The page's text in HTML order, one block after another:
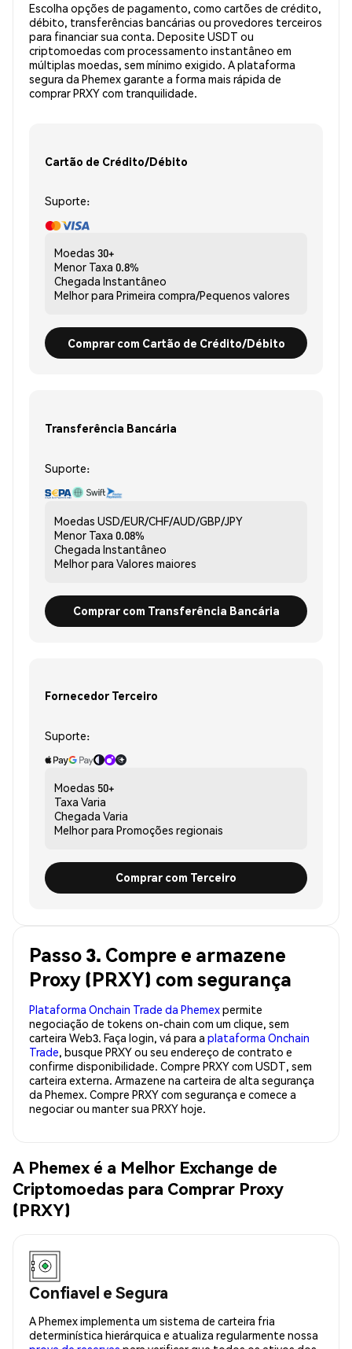
Escolha opções de pagamento, como cartões de crédito,
débito, transferências bancárias ou provedores terceiros
para financiar sua conta. Deposite USDT ou
criptomoedas com processamento instantâneo em
múltiplas moedas, sem mínimo exigido. A plataforma
segura da Phemex garante a forma mais rápida de
comprar PRXY com tranquilidade.
Cartão de Crédito/Débito
Suporte:
Moedas 30+
Menor Taxa 0.8%
Chegada Instantâneo
Melhor para Primeira compra/Pequenos valores
Comprar com Cartão de Crédito/Débito
Transferência Bancária
Suporte:
Moedas USD/EUR/CHF/AUD/GBP/JPY
Menor Taxa 0.08%
Chegada Instantâneo
Melhor para Valores maiores
Comprar com Transferência Bancária
Fornecedor Terceiro
Suporte:
Moedas 50+
Taxa Varia
Chegada Varia
Melhor para Promoções regionais
Comprar com Terceiro
Passo 3. Compre e armazene
Proxy (PRXY) com segurança
Plataforma Onchain Trade da Phemexpermite
negociação de tokens on-chain com um clique, sem
carteira Web3. Faça login, vá para a plataforma Onchain
Trade, busque PRXY ou seu endereço de contrato e
confirme disponibilidade. Compre PRXY com USDT, sem
carteira externa. Armazene na carteira de alta segurança
da Phemex. Compre PRXY com segurança e comece a
negociar ou manter sua PRXY hoje.
A Phemex é a Melhor Exchange de
Criptomoedas para Comprar Proxy
(PRXY)
Confiavel e Segura
A Phemex implementa um sistema de carteira fria
determinística hierárquica e atualiza regularmente nossa